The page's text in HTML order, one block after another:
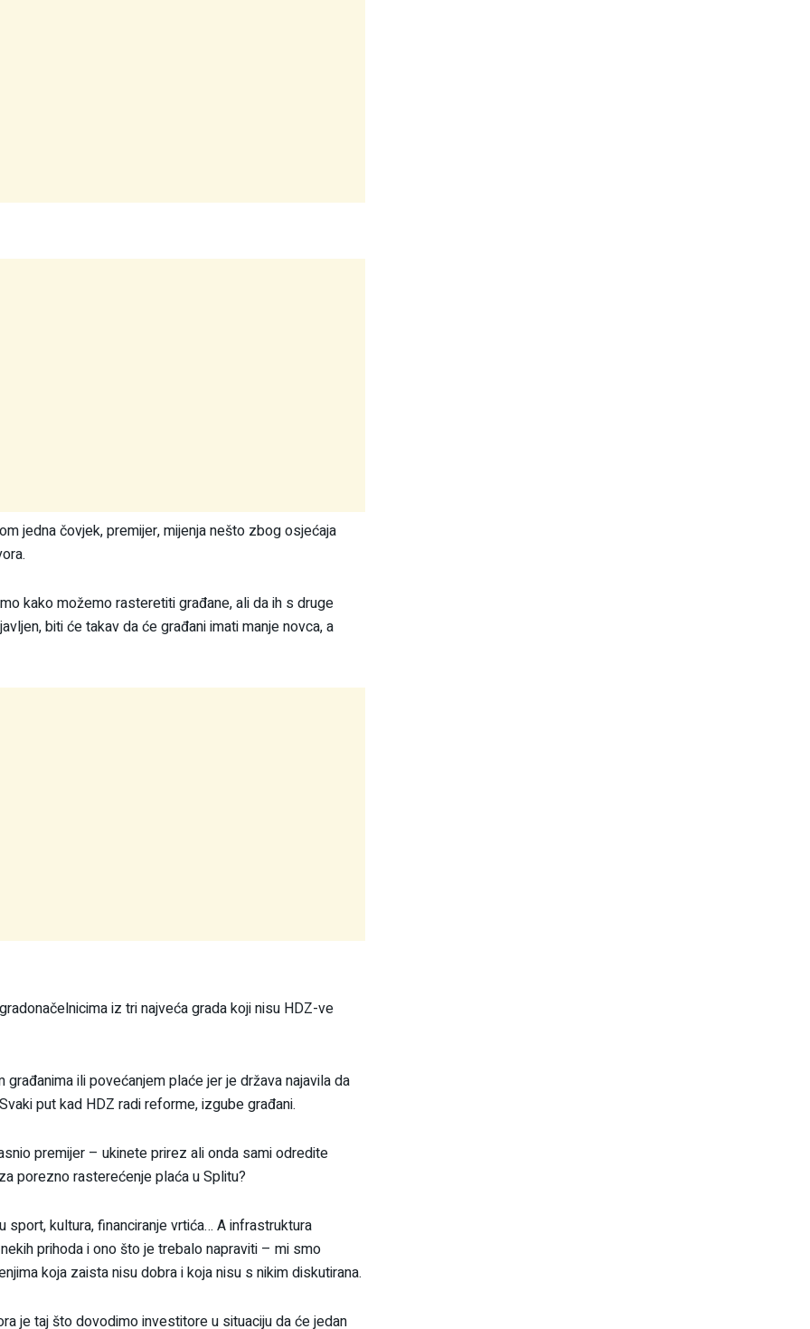
jedna čovjek, premijer, mijenja nešto zbog osjećaja
kako možemo rasteretiti građane, ali da ih s druge
biti će takav da će građani imati manje novca, a
iz tri najveća grada koji nisu HDZ-ve
ili povećanjem plaće jer je država najavila da
put kad HDZ radi reforme, izgube građani.
premijer – ukinete prirez ali onda sami odredite
porezno rasterećenje plaća u Splitu?
kultura, financiranje vrtića… A infrastruktura
prihoda i ono što je trebalo napraviti – mi smo
koja zaista nisu dobra i koja nisu s nikim diskutirana.
je taj što dovodimo investitore u situaciju da će jedan